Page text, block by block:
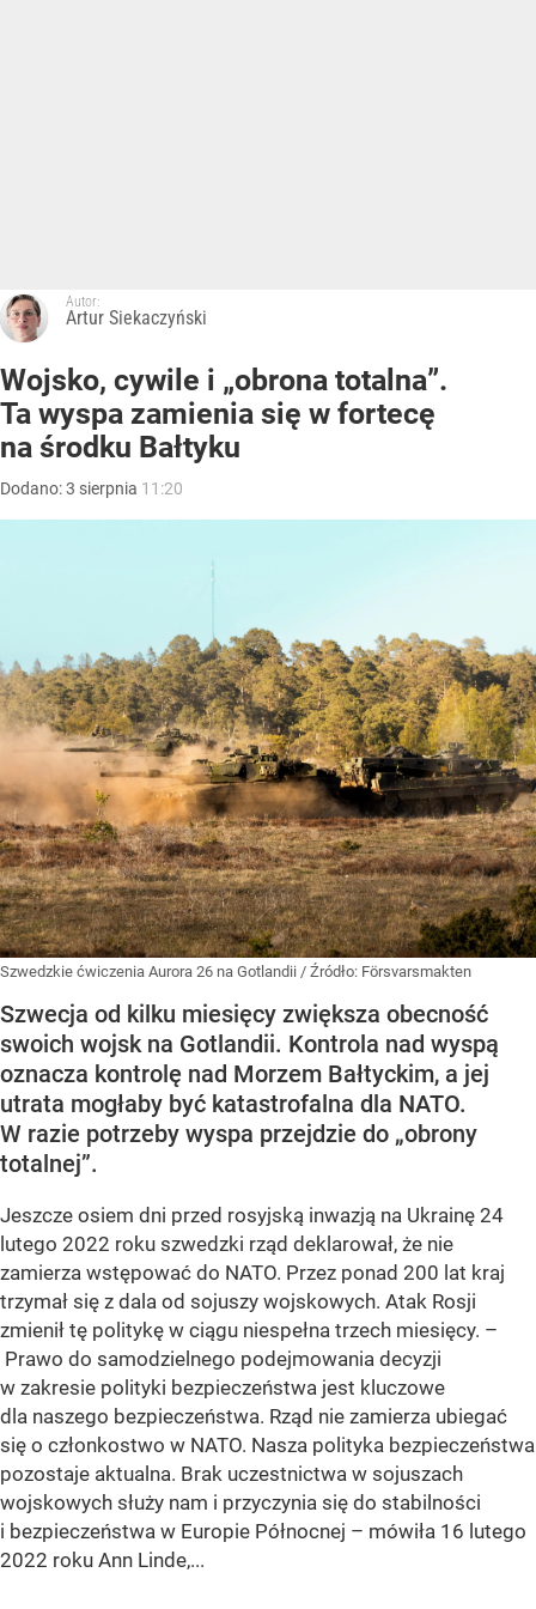
Autor:
Artur Siekaczyński
Wojsko, cywile i „obrona totalna”.
Ta wyspa zamienia się w fortecę
na środku Bałtyku
Dodano:3 sierpnia 11:20
Szwedzkie ćwiczenia Aurora 26 na Gotlandii / Źródło: Försvarsmakten
Szwecja od kilku miesięcy zwiększa obecność
swoich wojsk na Gotlandii. Kontrola nad wyspą
oznacza kontrolę nad Morzem Bałtyckim, a jej
utrata mogłaby być katastrofalna dla NATO.
W razie potrzeby wyspa przejdzie do „obrony
totalnej”.
Jeszcze osiem dni przed rosyjską inwazją na Ukrainę 24
lutego 2022 roku szwedzki rząd deklarował, że nie
zamierza wstępować do NATO. Przez ponad 200 lat kraj
trzymał się z dala od sojuszy wojskowych. Atak Rosji
zmienił tę politykę w ciągu niespełna trzech miesięcy. –
Prawo do samodzielnego podejmowania decyzji
w zakresie polityki bezpieczeństwa jest kluczowe
dla naszego bezpieczeństwa. Rząd nie zamierza ubiegać
się o członkostwo w NATO. Nasza polityka bezpieczeństwa
pozostaje aktualna. Brak uczestnictwa w sojuszach
wojskowych służy nam i przyczynia się do stabilności
i bezpieczeństwa w Europie Północnej – mówiła 16 lutego
2022 roku Ann Linde,...